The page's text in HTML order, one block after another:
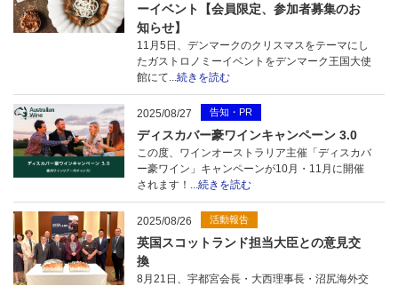
ーイベント【会員限定、参加者募集のお
知らせ】
11月5日、デンマークのクリスマスをテーマにし
たガストロノミーイベントをデンマーク王国大使
館にて...続きを読む
2025/08/27 告知・PR
ディスカバー豪ワインキャンペーン 3.0
この度、ワインオーストラリア主催「ディスカバ
ー豪ワイン」キャンペーンが10月・11月に開催
されます！...続きを読む
2025/08/26 活動報告
英国スコットランド担当大臣との意見交
換
8月21日、宇都宮会長・大西理事長・沼尻海外交